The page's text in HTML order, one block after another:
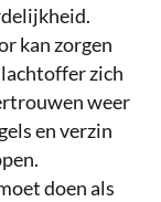
kan zorgen
zich
weer
en verzin
doen als